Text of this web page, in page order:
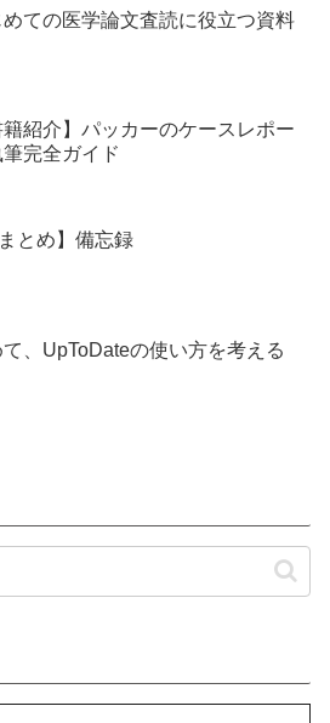
めての医学論文査読に役立つ資料
籍紹介】パッカーのケースレポー
筆完全ガイド
まとめ】備忘録
、UpToDateの使い方を考える